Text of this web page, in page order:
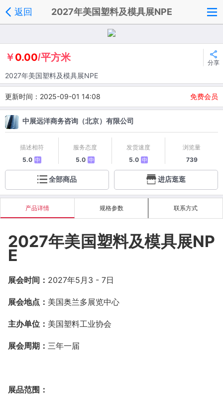
返回 2027年美国塑料及模具展NPE
￥0.00/平方米 分享
2027年美国塑料及模具展NPE
更新时间：2025-09-01 14:08 免费会员
中展远洋商务咨询（北京）有限公司
描述相符
5.0 中
服务态度
5.0 中
发货速度
5.0 中
浏览量
739
全部商品 进店逛逛
产品详情 规格参数 联系方式
2027年美国塑料及模具展NP
E
展会时间 ： 2027年5月 3 - 7日
展会地点： 美国奥兰多展览中心
主办单位： 美国塑料工业协会
展会周期： 三年一届
展品范围：